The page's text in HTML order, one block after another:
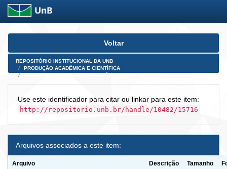
Skip
Voltar
REPOSITÓRIO INSTITUCIONAL DA UNB
PRODUÇÃO ACADÊMICA E CIENTÍFICA
Use este identificador para citar ou linkar para este item:
http://repositorio.unb.br/handle/10482/15716
Arquivos associados a este item:
Arquivo Descrição Tamanho